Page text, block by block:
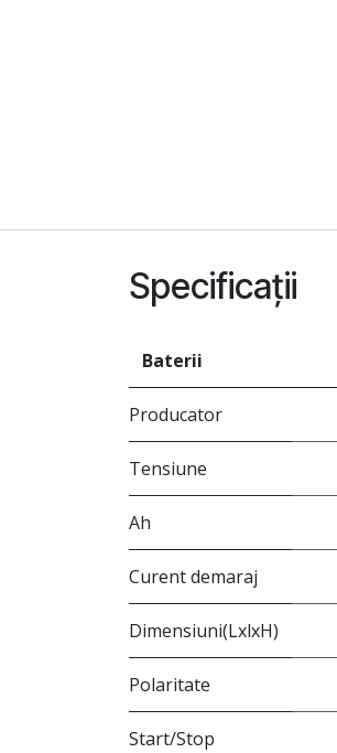
Specificații
Baterii
Producator
Tensiune
Ah
Curent demaraj
Dimensiuni(LxlxH)
Polaritate
Start/Stop